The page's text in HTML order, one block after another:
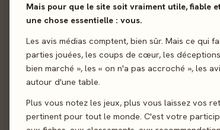
Mais pour que le site soit vraiment utile, fiable
une chose essentielle : vous.
Les avis médias comptent, bien sûr. Mais ce qui
parties jouées, les coups de cœur, les
bien marché », les « on n'a pas accroché », les
autour d'une table.
Plus vous notez les jeux, plus vous laissez vos
pertinent pour tout le monde. C'est votre
02Le verdict
03On en discute
04 La presse
05Les joueurs
06Acheter
Similaires
Utilisez
votre
tentez
Vitesse
créer.
manière
parcourir.
: votre